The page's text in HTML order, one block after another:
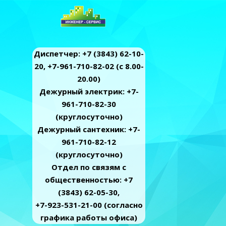
Диспетчер: +7 (3843) 62-10-
20, +7-961-710-82-02 (c 8.00-
20.00)
Дежурный электрик: +7-
961-710-82-30
(круглосуточно)
Дежурный сантехник: +7-
961-710-82-12
(круглосуточно)
Отдел по связям с
общественностью: +7
(3843) 62-05-30,
+7-923-531-21-00 (согласно
графика работы офиса)